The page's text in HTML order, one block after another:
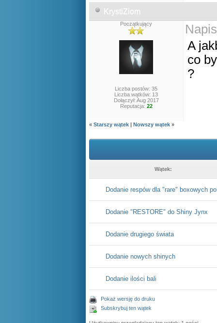
KrystiZiom
Początkujący
Liczba postów: 35
Liczba wątków: 13
Dołączył: Aug 2017
Reputacja: 22
A
co
?
« Starszy wątek | Nowszy wątek »
Wątek:
Dodanie respów dla "rare" boxowych
Dodanie "RESTORE" do Shiny Jynx
Dodanie drugiego świata
Dodanie nowych shinych
Dodanie ilości bali
Pokaż wersję do druku
Subskrybuj ten wątek